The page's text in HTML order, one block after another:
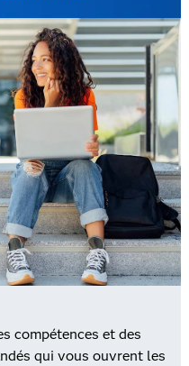
compétences et des
qui vous ouvrent les